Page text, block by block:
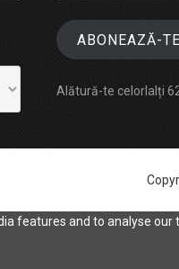
ABONEAZĂ-TE
Alătură-te celorlalți
features and to analyse